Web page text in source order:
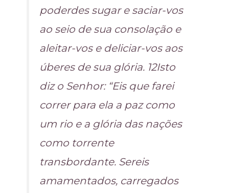
poderdes sugar e saciar-vos
ao seio de sua consolação e
aleitar-vos e deliciar-vos aos
úberes de sua glória. 12Isto
diz o Senhor: “Eis que farei
correr para ela a paz como
um rio e a glória das nações
como torrente
transbordante. Sereis
amamentados, carregados